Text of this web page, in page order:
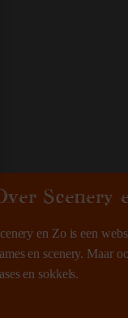
Scenery
en Zo is een
en scenery. Maar
en sokkels.